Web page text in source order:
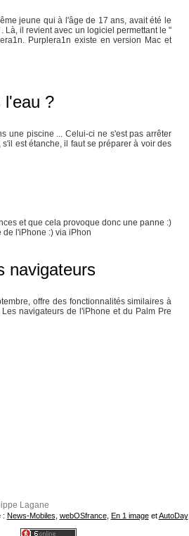
jeune qui à l'âge de 17 ans, avait été le
Là, il revient avec un logiciel permettant le "
Purplera1n existe en version Mac et
l'eau ?
une piscine ... Celui-ci ne s'est pas arrêter
est étanche, il faut se préparer à voir des
et que cela provoque donc une panne :)
l'iPhone :) via iPhon
navigateurs
offre des fonctionnalités similaires à
navigateurs de l'iPhone et du Palm Pre
Lagane
: News-Mobiles webOSfrance, En 1 imageetAutoDay